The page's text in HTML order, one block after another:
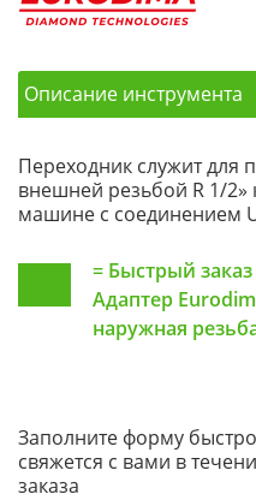
Описание инструмента
Переходник служит для
внешней резьбой R 1/
машине с соединением
= Быстрый заказ
Адаптер
наружная
Заполните форму
свяжется с вами в
заказа